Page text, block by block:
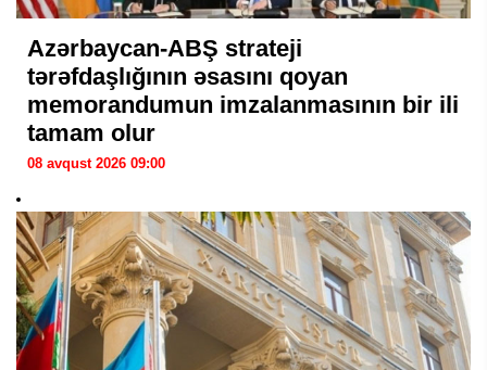
Azərbaycan-ABŞ strateji
tərəfdaşlığının əsasını qoyan
memorandumun imzalanmasının bir ili
tamam olur
08 avqust 2026 09:00